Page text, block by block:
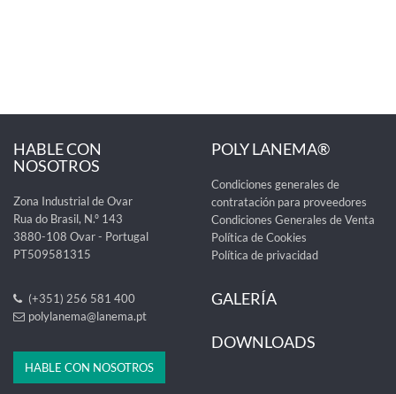
HABLE CON
NOSOTROS
Zona Industrial de Ovar
Rua do Brasil, N.º 143
3880-108 Ovar - Portugal
PT509581315
(+351) 256 581 400
polylanema@lanema.pt
HABLE CON NOSOTROS
POLY LANEMA®
Condiciones generales de
contratación para proveedores
Condiciones Generales de Venta
Política de Cookies
Política de privacidad
GALERÍA
DOWNLOADS